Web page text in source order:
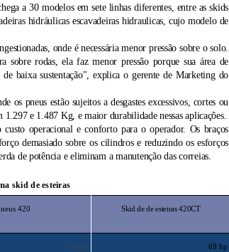
a 30 modelos em sete linhas diferentes, entre as skids
hidráulicas escavadeiras hidraulicas, cujo modelo de
onde é necessária menor pressão sobre o solo.
sobre rodas, ela faz menor pressão porque sua área de
baixa sustentação", explica o gerente de Marketing do
os pneus estão sujeitos a desgastes excessivos, cortes ou
1.297 e 1.487 Kg, e maior durabilidade nessas aplicações.
operacional e conforto para o operador. Os braços
demasiado sobre os cilindros e reduzindo os esforços
de potência e eliminam a manutenção das correias.
skid de esteiras
420 Skid de de esteiras 420CT
69 hp 69 hp